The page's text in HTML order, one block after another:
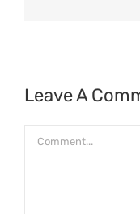
Leave A
Comment